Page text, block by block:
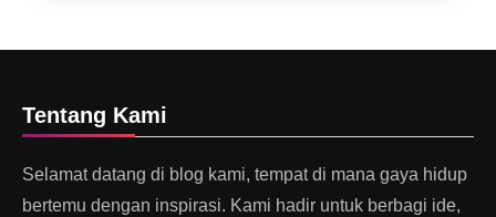
Tentang Kami
Selamat datang di blog kami, tempat di mana gaya hidup
bertemu dengan inspirasi. Kami hadir untuk berbagi ide,